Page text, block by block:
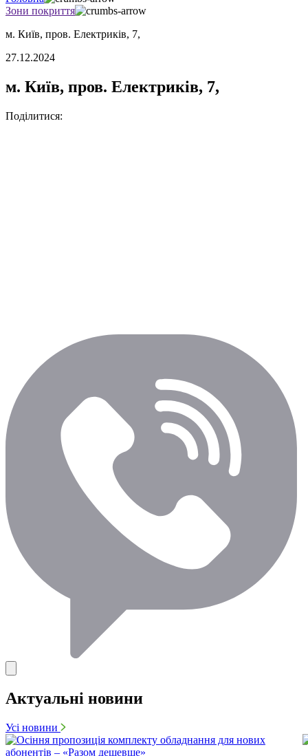
Зони покриття
м. Київ, пров. Електриків, 7,
27.12.2024
м. Київ, пров. Електриків, 7,
Поділитися:
Актуальні новини
Усі новини